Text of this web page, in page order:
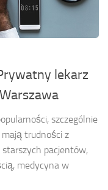
lekarz
szczególnie
trudności z
pacjentów,
medycyna w